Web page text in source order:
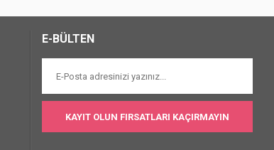
E-BÜLTEN
KAYIT OLUN FIRSATLARI KAÇIRMAYIN